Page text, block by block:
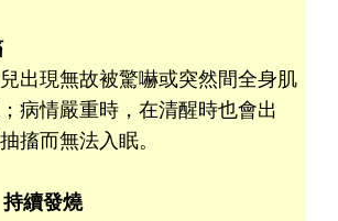
出現無故被驚嚇或突然間全身肌
病情嚴重時，在清醒時也會出
搐而無法入眠。
續發燒